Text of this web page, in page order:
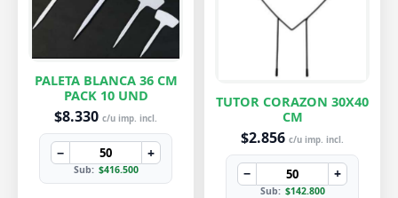
PALETA BLANCA 36 CM
PACK 10 UND
$8.330 c/u imp. incl.
− +
Sub: $416.500
TUTOR CORAZON 30X40
CM
$2.856 c/u imp. incl.
− +
Sub: $142.800